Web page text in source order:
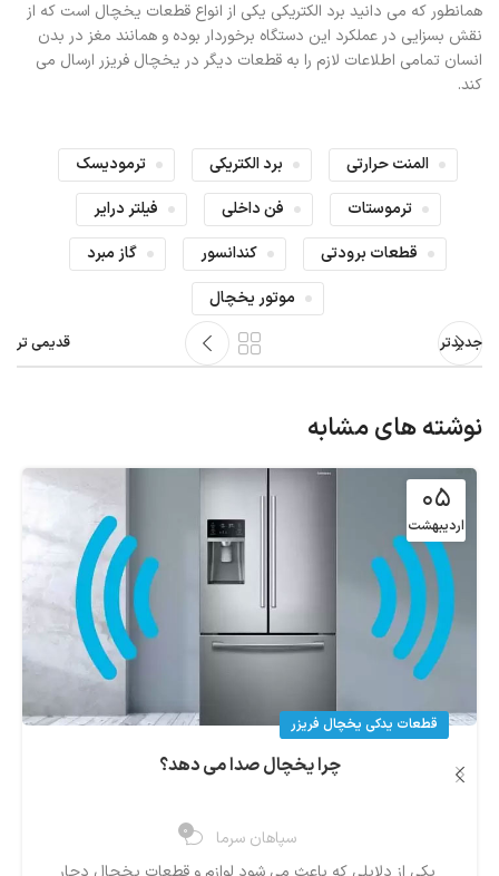
همانطور که می دانید برد الکتریکی یکی از انواع قطعات یخچال است که از
نقش بسزایی در عملکرد این دستگاه برخوردار بوده و همانند مغز در بدن
انسان تمامی اطلاعات لازم را به قطعات دیگر در یخچال فریزر ارسال می
کند.
المنت حرارتی برد الکتریکی
ترمودیسک
ترموستات
فن داخلی
فیلتر درایر
قطعات برودتی
کندانسور
گاز مبرد
موتور یخچال
جدیدتر قدیمی تر
نوشته های مشابه
۰۵
اردیبهشت
قطعات یدکی یخچال فریزر
چرا یخچال صدا می دهد؟
سپاهان سرما 0